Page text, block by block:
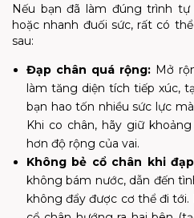
Nếu bạn đã làm đúng trình
hoặc nhanh đuối sức, rất có
sau:
Đạp chân quá rộng: Mở
làm tăng diện tích tiếp xúc,
bạn hao tốn nhiều sức lực
Khi co chân, hãy giữ
hơn độ rộng của vai.
Không bẻ cổ chân khi
không bám nước, dẫn đến
không đẩy được cơ thể đi tới.